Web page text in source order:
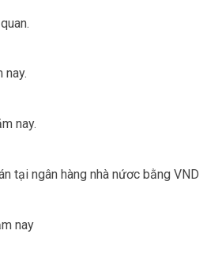
nay.
nay.
tại ngân hàng nhà nứơc bằng VND
nay